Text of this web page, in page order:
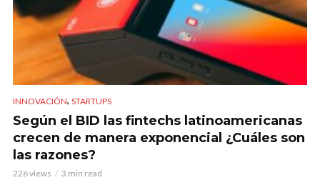
INNOVACIÓN, STARTUPS
Según el BID las fintechs latinoamericanas
crecen de manera exponencial ¿Cuáles son
las razones?
226 views 3 min read